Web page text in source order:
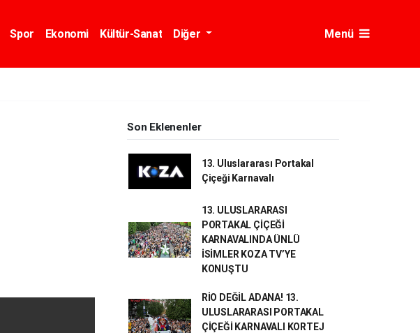
Spor Ekonomi Kültür-Sanat Diğer Menü
Son Eklenenler
13. Uluslararası Portakal
Çiçeği Karnavalı
13. ULUSLARARASI
PORTAKAL ÇİÇEĞİ
KARNAVALINDA ÜNLÜ
İSİMLER KOZA TV’YE
KONUŞTU
RİO DEĞİL ADANA! 13.
ULUSLARARASI PORTAKAL
ÇİÇEĞİ KARNAVALI KORTEJ